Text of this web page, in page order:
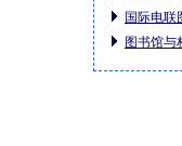
国际电联
图书馆与